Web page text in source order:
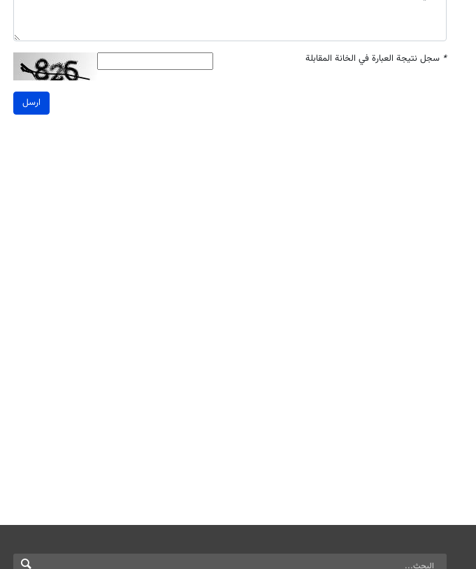
* سجل نتيجة العبارة في الخانة المقابلة
ارسل